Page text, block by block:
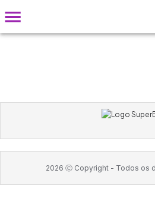
2026 Ⓒ Copyright - Todos os